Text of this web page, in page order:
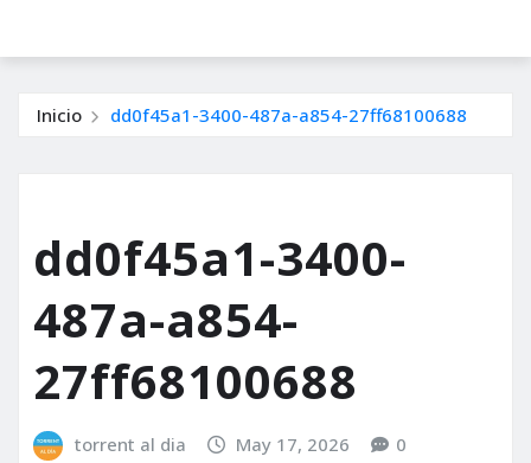
Inicio dd0f45a1-3400-487a-a854-27ff68100688
dd0f45a1-3400-
487a-a854-
27ff68100688
torrent al dia May 17, 2026 0